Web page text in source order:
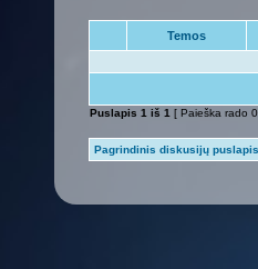
Temos
Puslapis 1 iš 1 [ Paieška rado
Pagrindinis diskusijų puslapis